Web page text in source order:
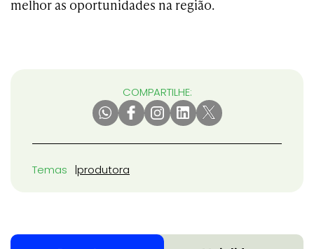
melhor as oportunidades na região.
COMPARTILHE:
Temas produtora